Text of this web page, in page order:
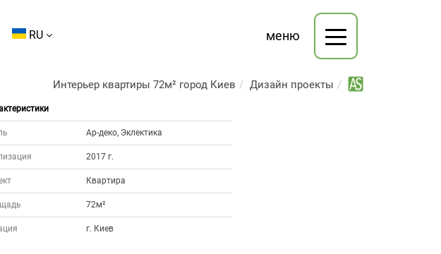
RU меню
Дизайн проекты
Интерьер квартиры 72м² город Киев
Ар-деко, Эклектика
2017 г.
Квартира
72м²
г. Киев